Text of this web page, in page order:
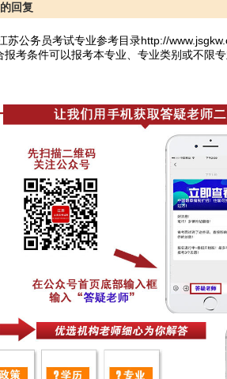
回复
苏公务员考试专业参考目录http://
报考条件可以报考本专业、专业类别或不限